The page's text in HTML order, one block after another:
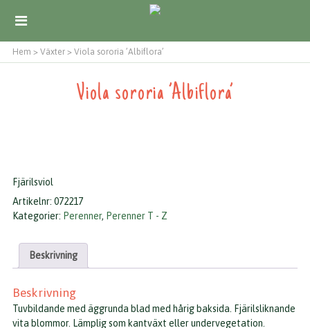
Hem > Växter > Viola sororia ’Albiflora’
Viola sororia ’Albiflora’
Fjärilsviol
Artikelnr: 072217
Kategorier: Perenner, Perenner T - Z
Beskrivning
Beskrivning
Tuvbildande med äggrunda blad med hårig baksida. Fjärilsliknande
vita blommor. Lämplig som kantväxt eller undervegetation.